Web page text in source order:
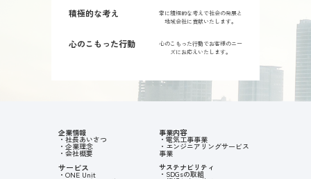
積極的な考え
常に積極的な考えで社会の発展と
地域会社に貢献いたします。
心のこもった行動
心のこもった行動でお客様のニー
ズにお応えいたします。
企業情報
・社長あいさつ
・企業理念
・会社概要
事業内容
・電気工事事業
・エンジニアリングサービス
事業
サービス
・ONE Unit
サステナビリティ
・SDGsの取組